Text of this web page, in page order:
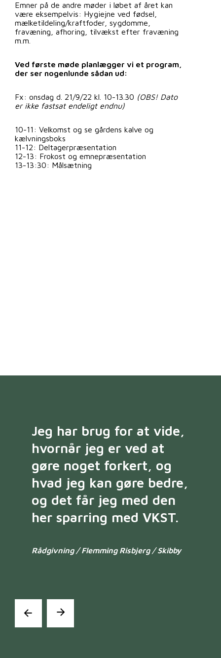
Emner på de andre møder i løbet af året kan
være eksempelvis: Hygiejne ved fødsel,
mælketildeling/kraftfoder, sygdomme,
fravæning, afhoring, tilvækst efter fravæning
m.m.
Ved første møde planlægger vi et program,
der ser nogenlunde sådan ud:
Fx: onsdag d. 21/9/22 kl. 10-13.30 (OBS! Dato
er ikke fastsat endeligt endnu)
10-11: Velkomst og se gårdens kalve og
kælvningsboks
11-12: Deltagerpræsentation
12-13: Frokost og emnepræsentation
13-13:30: Målsætning
Jeg har brug for at vide,
hvornår jeg er ved at
gøre noget forkert, og
hvad jeg kan gøre bedre,
og det får jeg med den
her sparring med VKST.
Rådgivning / Flemming Risbjerg / Skibby